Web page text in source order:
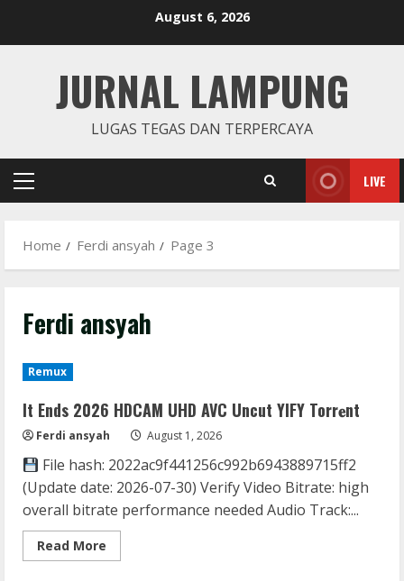
August 6, 2026
JURNAL LAMPUNG
LUGAS TEGAS DAN TERPERCAYA
Primary
LIVE
Home Ferdi ansyah Page 3
Ferdi ansyah
Remux
It Ends 2026 HDCAM UHD AVC Uncut YIFY Torr𝐞nt
Ferdi ansyah August 1, 2026
File hash: 2022ac9f441256c992b6943889715ff2
(Update date: 2026-07-30) Verify Video Bitrate: high
overall bitrate performance needed Audio Track:...
Read More
more